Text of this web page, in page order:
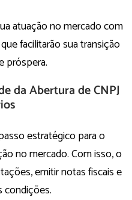
atuação no mercado com
facilitarão sua transição
próspera.
da Abertura de CNPJ
estratégico para o
no mercado. Com isso, o
emitir notas fiscais e
condições.